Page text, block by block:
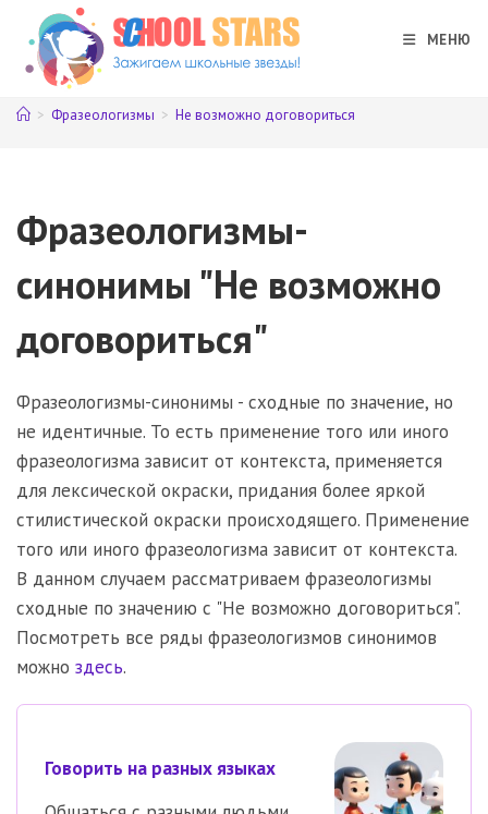
Перейти
содержимому
МЕНЮ
> Фразеологизмы > Не возможно договориться
Фразеологизмы-
синонимы "Не возможно
договориться"
Фразеологизмы-синонимы - сходные по значение, но
не идентичные. То есть применение того или иного
фразеологизма зависит от контекста, применяется
для лексической окраски, придания более яркой
стилистической окраски происходящего. Применение
того или иного фразеологизма зависит от контекста.
В данном случаем рассматриваем фразеологизмы
сходные по значению с "Не возможно договориться".
Посмотреть все ряды фразеологизмов синонимов
можно здесь.
Говорить на разных языках